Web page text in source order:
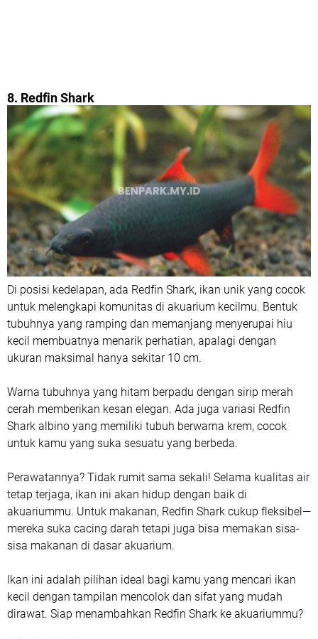
8. Redfin Shark
Di posisi kedelapan, ada Redfin Shark, ikan unik yang cocok
untuk melengkapi komunitas di akuarium kecilmu. Bentuk
tubuhnya yang ramping dan memanjang menyerupai hiu
kecil membuatnya menarik perhatian, apalagi dengan
ukuran maksimal hanya sekitar 10 cm.
Warna tubuhnya yang hitam berpadu dengan sirip merah
cerah memberikan kesan elegan. Ada juga variasi Redfin
Shark albino yang memiliki tubuh berwarna krem, cocok
untuk kamu yang suka sesuatu yang berbeda.
Perawatannya? Tidak rumit sama sekali! Selama kualitas air
tetap terjaga, ikan ini akan hidup dengan baik di
akuariummu. Untuk makanan, Redfin Shark cukup fleksibel—
mereka suka cacing darah tetapi juga bisa memakan sisa-
sisa makanan di dasar akuarium.
Ikan ini adalah pilihan ideal bagi kamu yang mencari ikan
kecil dengan tampilan mencolok dan sifat yang mudah
dirawat. Siap menambahkan Redfin Shark ke akuariummu?